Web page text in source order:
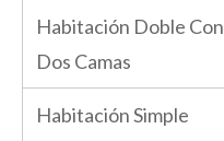
Habitación Doble Con
Dos Camas
Habitación Simple